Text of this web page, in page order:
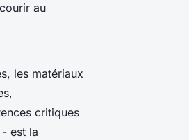
au
les matériaux
critiques
est la